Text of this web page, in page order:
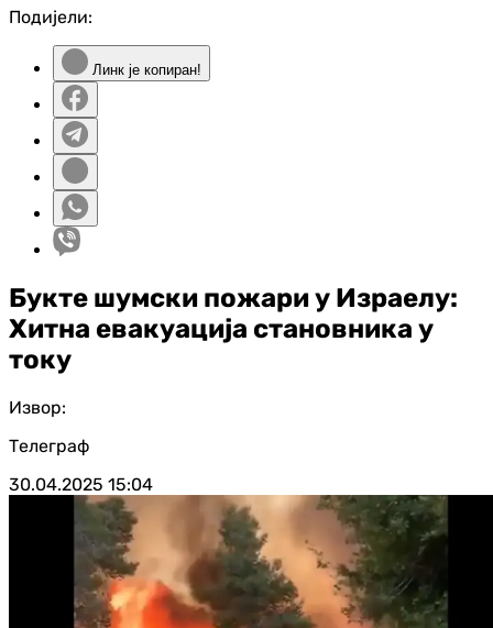
Подијели:
Линк је копиран!
Букте шумски пожари у Израелу:
Хитна евакуација становника у
току
Извор:
Телеграф
30.04.2025 15:04